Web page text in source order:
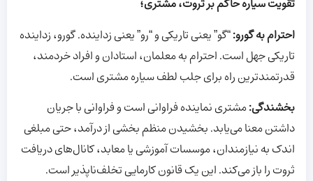
تقویت سیاره حاکم بر ثروت، مشتری؛
احترام به گورو:“گو” یعنی تاریکی و “رو” یعنی زداینده. گورو، زداینده
تاریکی جهل است. احترام به معلمان، استادان و افراد خردمند،
قدرتمندترین راه برای جلب لطف سیاره مشتری است.
بخشندگی:مشتری نماینده فراوانی است و فراوانی با جریان
داشتن معنا می‌یابد. بخشیدن منظم بخشی از درآمد، حتی مبلغی
اندک به نیازمندان، موسسات آموزشی یا معابد، کانال‌های دریافت
ثروت را باز می‌کند. این یک قانون کارمایی تخلف‌ناپذیر است.